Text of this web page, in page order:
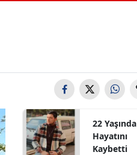
Aydın
Bilecik
22 Yaşında
Hayatını
Kaybetti